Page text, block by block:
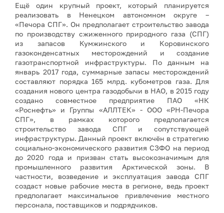
Ещё один крупный проект, который планируется
реализовать в Ненецком автономном округе –
«Печора СПГ». Он предполагает строительство завода
по производству сжиженного природного газа (СПГ)
из запасов Кумжинского и Коровинского
газоконденсатных месторождений и создание
газотранспортной инфраструктуры. По данным на
январь 2017 года, суммарные запасы месторождений
составляют порядка 165 млрд. кубометров газа. Для
создания нового центра газодобычи в НАО, в 2015 году
создано совместное предприятие ПАО «НК
«Роснефть» и Группы «АЛЛТЕК» - ООО «РН-Печора
СПГ», в рамках которого предполагается
строительство завода СПГ и сопутствующей
инфраструктуры. Данный проект включён в стратегию
социально-экономического развития СЗФО на период
до 2020 года и призван стать высокозначимым для
промышленного развития Арктической зоны. В
частности, возведение и эксплуатация завода СПГ
создаст новые рабочие места в регионе, ведь проект
предполагает максимальное привлечение местного
персонала, поставщиков и подрядчиков.